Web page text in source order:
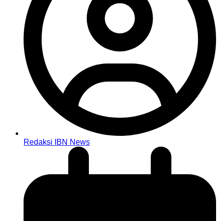
Redaksi IBN News